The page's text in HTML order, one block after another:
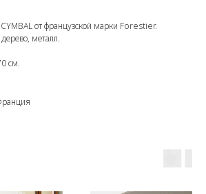
от французской марки Forestier.
металл.
см.